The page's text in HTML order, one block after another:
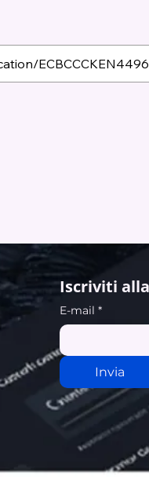
Iscriviti
E-mail *
Invia